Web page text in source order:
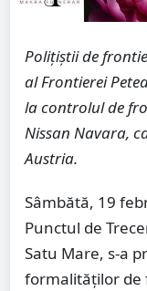
Poliţiştii de
al Frontierei
la controlul de
Nissan Navara,
Austria.
Sâmbătă, 19
Punctul de
Satu Mare, s-a
formalităților de